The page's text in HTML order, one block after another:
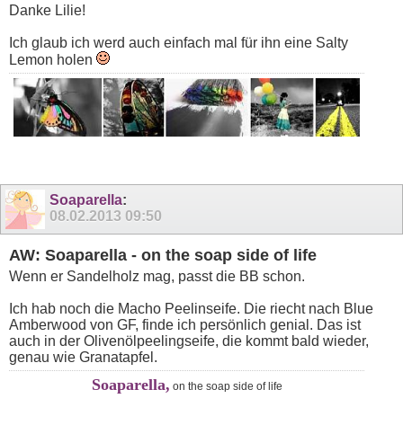
Danke Lilie!
Ich glaub ich werd auch einfach mal für ihn eine Salty
Lemon holen
Soaparella:
08.02.2013 09:50
AW: Soaparella - on the soap side of life
Wenn er Sandelholz mag, passt die BB schon.
Ich hab noch die Macho Peelinseife. Die riecht nach Blue
Amberwood von GF, finde ich persönlich genial. Das ist
auch in der Olivenölpeelingseife, die kommt bald wieder,
genau wie Granatapfel.
Soaparella, on the soap side of life